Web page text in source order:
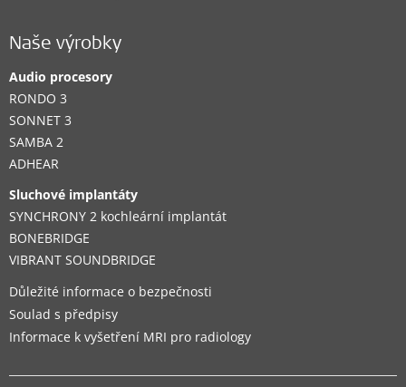
Naše výrobky
Audio procesory
RONDO 3
SONNET 3
SAMBA 2
ADHEAR
Sluchové implantáty
SYNCHRONY 2 kochleární implantát
BONEBRIDGE
VIBRANT SOUNDBRIDGE
Důležité informace o bezpečnosti
Soulad s předpisy
Informace k vyšetření MRI pro radiology